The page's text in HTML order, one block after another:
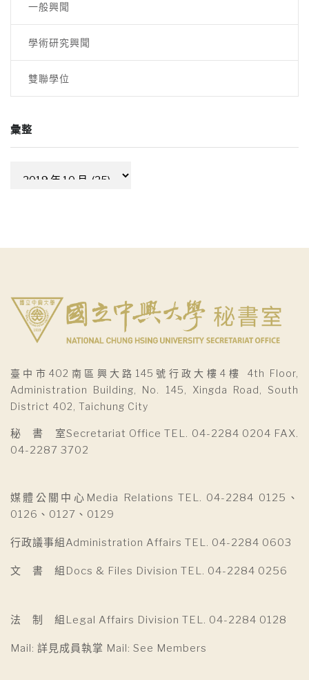
一般興聞
學術研究興聞
雙聯學位
彙整
臺中市402南區興大路145號行政大樓4樓 4th Floor,
Administration Building, No. 145, Xingda Road, South
District 402, Taichung City
秘 書 室Secretariat Office TEL. 04-2284 0204 FAX.
04-2287 3702
媒體公關中心Media Relations TEL. 04-2284 0125、
0126、0127、0129
行政議事組Administration Affairs TEL. 04-2284 0603
文 書 組Docs & Files Division TEL. 04-2284 0256
法 制 組Legal Affairs Division TEL. 04-2284 0128
Mail: 詳見成員執掌 Mail: See Members